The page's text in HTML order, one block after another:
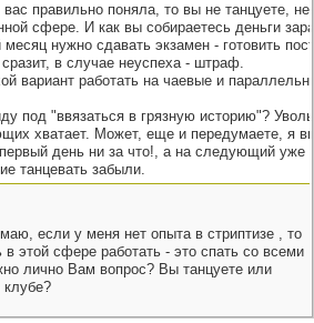
правильно поняла, то вы не танцуете, не
сфере. И как вы собираетесь деньги
нужно сдавать экзамен - готовить
в случае неуспеха - штраф.
вариант работать на чаевые и
под "ввязаться в грязную историю"?
хватает. Может, еще и передумаете, я
день ни за что!, а на следующий уже
танцевать забыли.
если у меня нет опыта в стриптизе , то
в этой сфере работать - это спать со всеми
лично Вам вопрос? Вы танцуете или
клубе?